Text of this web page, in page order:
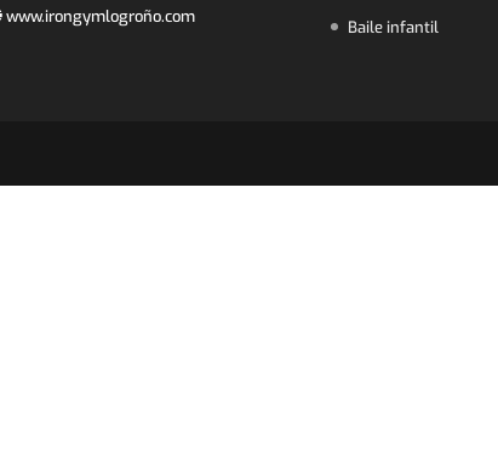
www.irongymlogroño.com
Baile infantil